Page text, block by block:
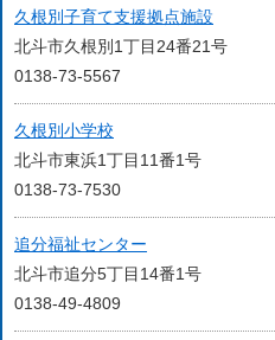
久根別子育て支援拠点施設
北斗市久根別1丁目24番21号
0138-73-5567
久根別小学校
北斗市東浜1丁目11番1号
0138-73-7530
追分福祉センター
北斗市追分5丁目14番1号
0138-49-4809